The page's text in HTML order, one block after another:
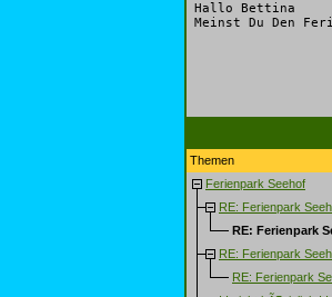
Hallo Bettina
Meinst Du Den
Themen
Ferienpark Seehof
RE: Ferienpark
RE: Ferienpark
RE: Ferienpark
RE: Ferienpark